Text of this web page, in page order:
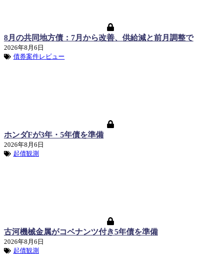
8月の共同地方債：7月から改善、供給減と前月調整で
2026年8月6日
債券案件レビュー
ホンダFが3年・5年債を準備
2026年8月6日
起債観測
古河機械金属がコベナンツ付き5年債を準備
2026年8月6日
起債観測